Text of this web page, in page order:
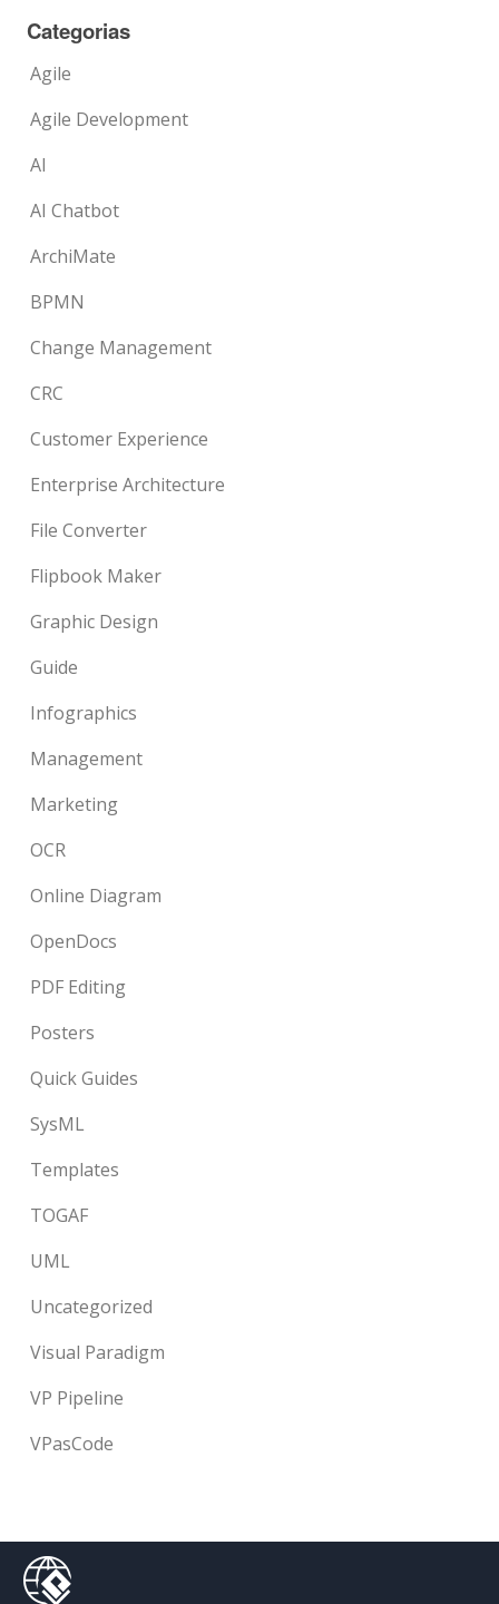
Categorias
Agile
Agile Development
AI
AI Chatbot
ArchiMate
BPMN
Change Management
CRC
Customer Experience
Enterprise Architecture
File Converter
Flipbook Maker
Graphic Design
Guide
Infographics
Management
Marketing
OCR
Online Diagram
OpenDocs
PDF Editing
Posters
Quick Guides
SysML
Templates
TOGAF
UML
Uncategorized
Visual Paradigm
VP Pipeline
VPasCode